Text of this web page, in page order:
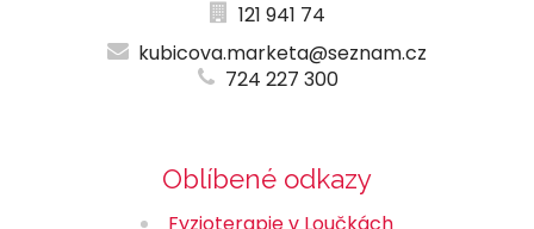
121 941 74
kubicova.marketa@seznam.cz
724 227 300
Oblíbené odkazy
Fyzioterapie v Loučkách